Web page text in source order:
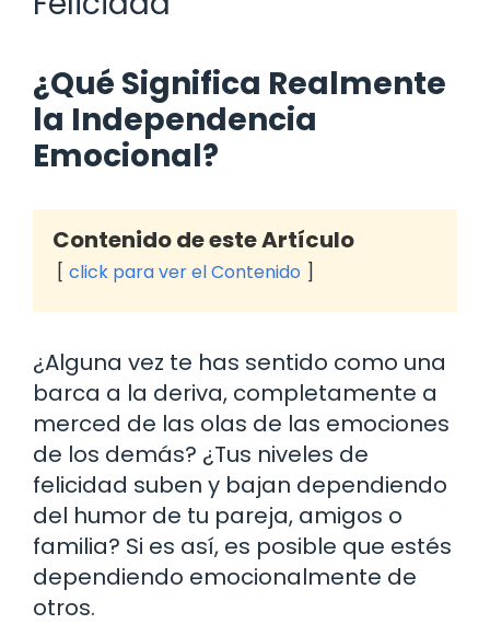
¿Qué Significa Realmente
la Independencia
Emocional?
Contenido de este Artículo
click para ver el Contenido
¿Alguna vez te has sentido como una
barca a la deriva, completamente a
merced de las olas de las emociones
de los demás? ¿Tus niveles de
felicidad suben y bajan dependiendo
del humor de tu pareja, amigos o
familia? Si es así, es posible que estés
dependiendo emocionalmente de
otros.